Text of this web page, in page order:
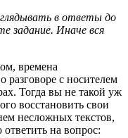
в ответы до
задание. Иначе вся
времена
разговоре с носителем
Тогда вы не такой уж
восстановить свои
несложных текстов,
на вопрос: